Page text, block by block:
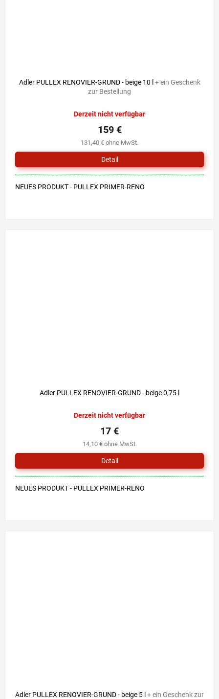
Adler PULLEX RENOVIER-GRUND - beige 10 l + ein Geschenk
zur Bestellung
Derzeit nicht verfügbar
131,40 € ohne MwSt.
159 €
Detail
NEUES PRODUKT - PULLEX PRIMER-RENO
Adler PULLEX RENOVIER-GRUND - beige 0,75 l
Derzeit nicht verfügbar
14,10 € ohne MwSt.
17 €
Detail
NEUES PRODUKT - PULLEX PRIMER-RENO
Adler PULLEX RENOVIER-GRUND - beige 5 l+ ein Geschenk zur